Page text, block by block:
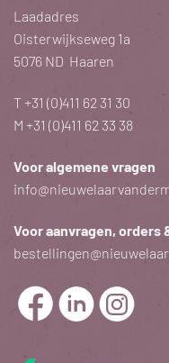
Laadadres
Oisterwijkseweg 1a
5076 ND Haaren
T+31 (0)411 62 31 30
M +31 (0)411 62 33 38
Voor algemene vragen
Voor aanvragen, orders